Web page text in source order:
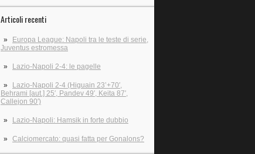
Articoli recenti
Europa League: Napoli tra le teste di serie,
Juventus estromessa
Lazio-Napoli 2-4: le pagelle
Lazio-Napoli 2-4 (Higuain 23’+70′,
Behrami [aut.] 25′, Pandev 49′, Keita 87′,
Callejon 90′)
Lazio-Napoli: Hamsik in forte dubbio
Calciomercato: quasi fatta per Gonalons?